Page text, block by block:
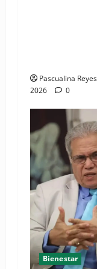
Pascualina Reyes
2026
0
Bienestar